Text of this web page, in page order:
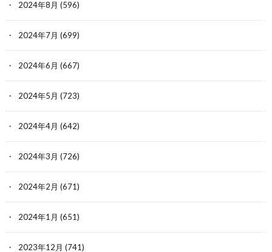
2024年8月 (596)
2024年7月 (699)
2024年6月 (667)
2024年5月 (723)
2024年4月 (642)
2024年3月 (726)
2024年2月 (671)
2024年1月 (651)
2023年12月 (741)